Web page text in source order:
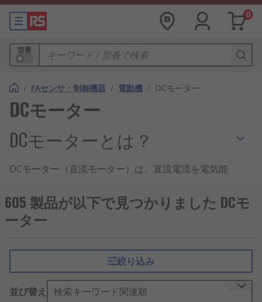
0
型番
/ FAセンサ・制御機器 / 電動機 / DCモーター
DCモーター
DCモーターとは？
DCモーター（直流モーター）は、直流電流を電気能
で高效率な運転が可能なため、用途や現場を問わず
広く利用されています。専門知識がない方でも理解
しやすいことから、学術用途や小型ロボットなどの
DCモーターの仕組み
DCモーターは、直流電流がコイルに流れることで磁
605 製品が以下で見つかりました DCモ
ーター
絞り込み
並び替え 検索キーワード関連順